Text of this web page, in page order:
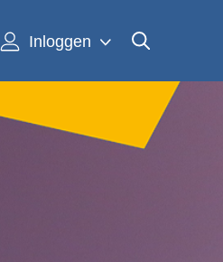
Inloggen